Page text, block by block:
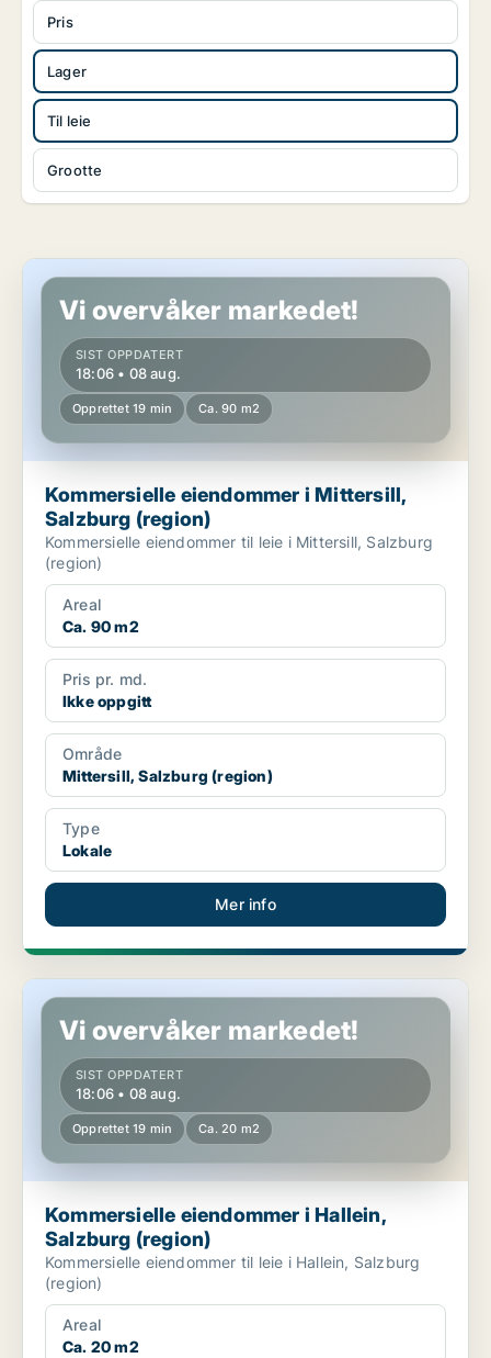
Lager
Til leie
Grootte
Pris
Kommersielle eiendommer i Mittersill, Salzburg (region)
Vi overvåker markedet!
SIST OPPDATERT
18:06 • 08 aug.
Opprettet 19 min Ca. 90 m2
Kommersielle eiendommer i Mittersill,
Salzburg (region)
Kommersielle eiendommer til leie i Mittersill, Salzburg
(region)
Areal
Ca. 90 m2
Pris pr. md.
Ikke oppgitt
Område
Mittersill, Salzburg (region)
Type
Lokale
Mer info
Kommersielle eiendommer i Hallein, Salzburg (region)
Vi overvåker markedet!
SIST OPPDATERT
18:06 • 08 aug.
Opprettet 19 min Ca. 20 m2
Kommersielle eiendommer i Hallein,
Salzburg (region)
Kommersielle eiendommer til leie i Hallein, Salzburg
(region)
Areal
Ca. 20 m2